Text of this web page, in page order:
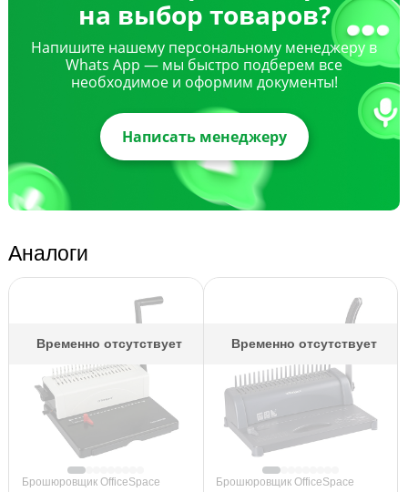
на выбор товаров?
Напишите нашему персональному менеджеру в
Whats App — мы быстро подберем все
необходимое и оформим документы!
Написать менеджеру
Аналоги
Временно отсутствует
Брошюровщик OfficeSpace
Временно отсутствует
Брошюровщик OfficeSpace